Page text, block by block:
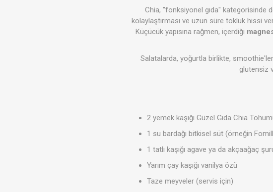
Akşam Pazarı
Süper Tozlar
Chia, "fonksiyonel gıda" kategorisinde
kolaylaştırması ve uzun süre tokluk hissi
Küçücük yapısına rağmen, içerdiği
Salatalarda, yoğurtla birlikte,
glutensiz
2 yemek kaşığı Güzel Gıda Chia
1 su bardağı bitkisel süt (örneğin
1 tatlı kaşığı agave ya da akçaağaç
Yarım çay kaşığı vanilya özü
Taze meyveler (servis için)